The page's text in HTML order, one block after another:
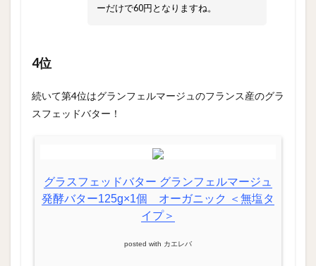
ーだけで60円となりますね。
4位
続いて第4位はグランフェルマージュのフランス産のグラ
スフェッドバター！
グラスフェッドバター グランフェルマージュ
発酵バター125g×1個 オーガニック ＜無塩タ
イプ＞
posted with カエレバ